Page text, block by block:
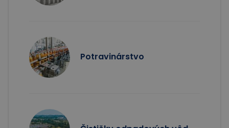
Potravinárstvo